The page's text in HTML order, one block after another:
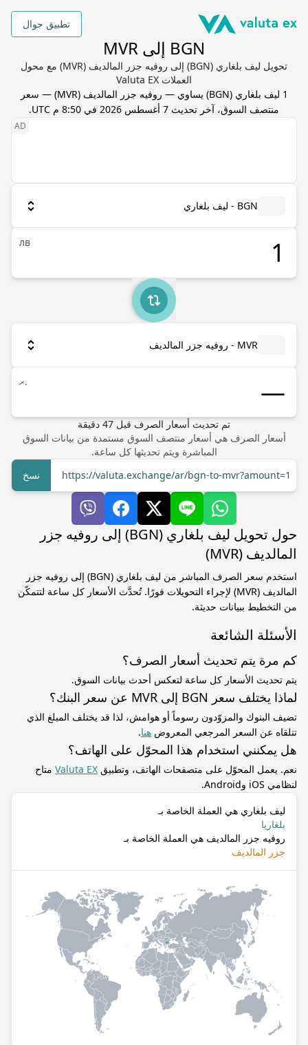
تطبيق جوال
BGN إلى MVR
تحويل ليف بلغاري (BGN) إلى روفيه جزر المالديف (MVR) مع محول
العملات Valuta EX
1 ليف بلغاري (
BGN) يساوي— روفيه جزر المالديف (
MVR) — سعر
منتصف السوق، آخر تحديث 7 أغسطس 2026 في 8:50 م UTC .
BGN - ليف بلغاري
лв
MVR - روفيه جزر المالديف
.ރ
تم تحديث أسعار الصرف قبل 47 دقيقة
أسعار الصرف هي أسعار منتصف السوق مستمدة من بيانات السوق
المباشرة ويتم تحديثها كل ساعة.
https://valuta.exchange/ar/bgn-to-mvr?amount=1
نسخ
حول تحويل ليف بلغاري (BGN) إلى روفيه جزر
المالديف (MVR)
استخدم سعر الصرف المباشر من ليف بلغاري (BGN) إلى روفيه جزر
المالديف (MVR) لإجراء التحويلات فورًا. تُحدَّث الأسعار كل ساعة لتتمكّن
من التخطيط ببيانات حديثة.
الأسئلة الشائعة
كم مرة يتم تحديث أسعار الصرف؟
يتم تحديث الأسعار كل ساعة لتعكس أحدث بيانات السوق.
لماذا يختلف سعر BGN إلى MVR عن سعر البنك؟
تضيف البنوك والمزوّدون رسوماً أو هوامش، لذا قد يختلف المبلغ الذي
تتلقاه عن السعر المرجعي المعروض هنا.
هل يمكنني استخدام هذا المحوّل على الهاتف؟
نعم. يعمل المحوّل على متصفحات الهاتف، وتطبيق Valuta EX متاح
لنظامي iOS وAndroid.
ليف بلغاري هي العملة الخاصة بـ
بلغاريا
روفيه جزر المالديف هي العملة الخاصة بـ
جزر المالديف